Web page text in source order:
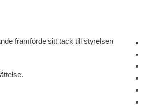
framförde sitt tack till styrelsen